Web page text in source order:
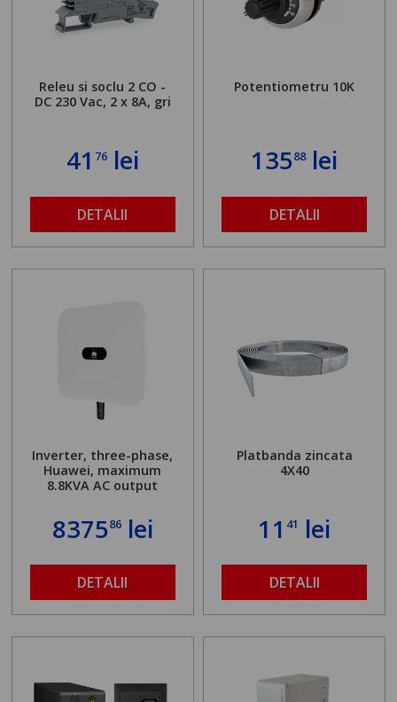
Releu si soclu 2 CO -
DC 230 Vac, 2 x 8A, gri
41 76lei
DETALII
Potentiometru 10K
13588lei
DETALII
Inverter, three-phase,
Huawei, maximum
8.8KVA AC output
837586lei
DETALII
Platbanda zincata
4X40
11 41 lei
DETALII